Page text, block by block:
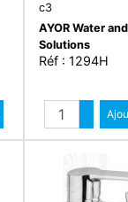
c3
AYOR Water
Solutions
Réf : 1294H